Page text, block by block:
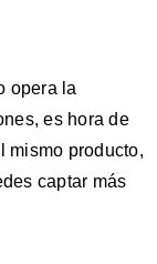
opera la
es hora de
mismo producto,
captar más